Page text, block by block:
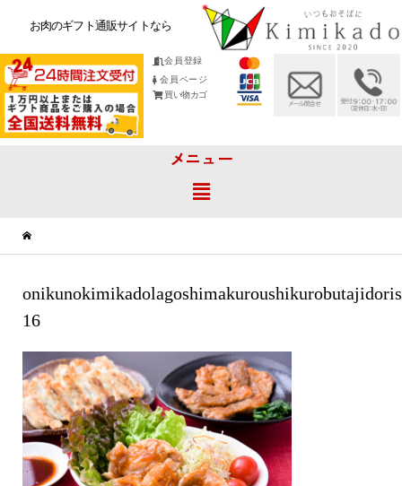
お肉のギフト通販サイトなら
会員登録
会員ページ
買い物カゴ
メニュー
16